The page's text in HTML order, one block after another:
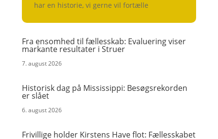
har en historie, vi gerne vil fortælle
Fra ensomhed til fællesskab: Evaluering viser
markante resultater i Struer
7. august 2026
Historisk dag på Mississippi: Besøgsrekorden
er slået
6. august 2026
Frivillige holder Kirstens Have flot: Fællesskabet